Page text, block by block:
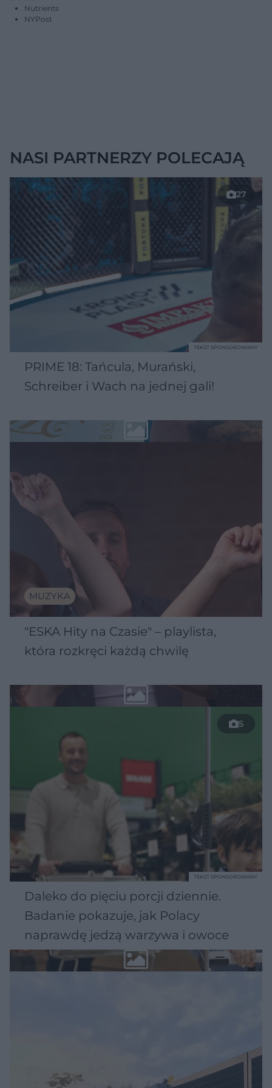
Nutrients
NYPost
NASI PARTNERZY POLECAJĄ
27
PRIME 18: Tańcula, Murański,
Schreiber i Wach na jednej gali!
TEKST SPONSOROWANY
MUZYKA
"ESKA Hity na Czasie" – playlista,
która rozkręci każdą chwilę
5
Daleko do pięciu porcji dziennie.
Badanie pokazuje, jak Polacy
naprawdę jedzą warzywa i owoce
TEKST SPONSOROWANY